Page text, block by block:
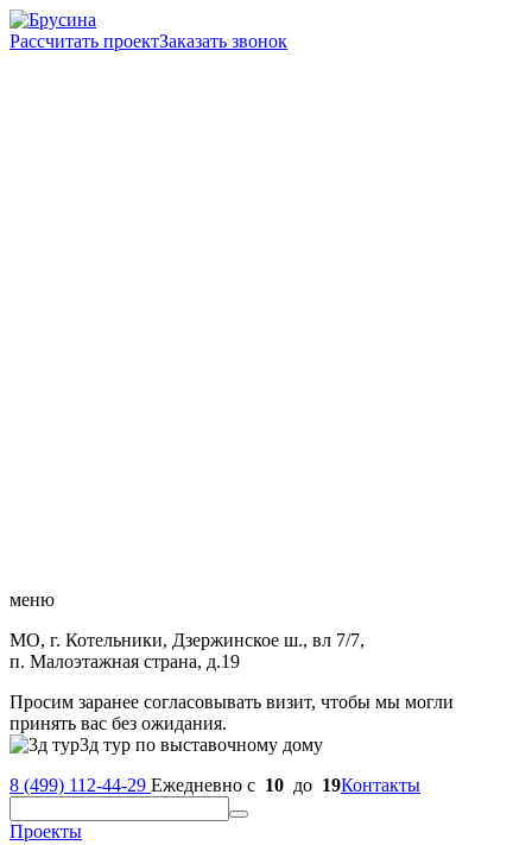
Рассчитать проектЗаказать звонок
меню
МО, г. Котельники, Дзержинское ш., вл 7/7,
п. Малоэтажная страна, д.19
Просим заранее согласовывать визит, чтобы мы могли
принять вас без ожидания.
3д тур по выставочному дому
8 (499) 112-44-29 Ежедневно с 10 до 19Контакты
Проекты